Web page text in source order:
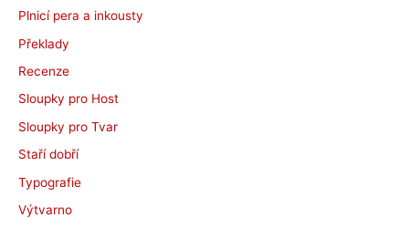
Plnicí pera a inkousty
Překlady
Recenze
Sloupky pro Host
Sloupky pro Tvar
Staří dobří
Typografie
Výtvarno